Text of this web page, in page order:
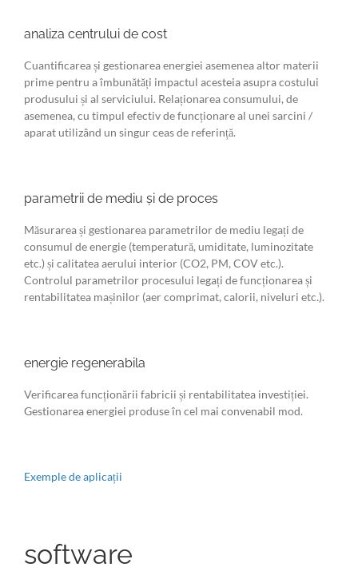
analiza centrului de cost
Cuantificarea și gestionarea energiei asemenea altor materii
prime pentru a îmbunătăți impactul acesteia asupra costului
produsului și al serviciului. Relaționarea consumului, de
asemenea, cu timpul efectiv de funcționare al unei sarcini /
aparat utilizând un singur ceas de referință.
parametrii de mediu și de proces
Măsurarea și gestionarea parametrilor de mediu legați de
consumul de energie (temperatură, umiditate, luminozitate
etc.) și calitatea aerului interior (CO2, PM, COV etc.).
Controlul parametrilor procesului legați de funcționarea și
rentabilitatea mașinilor (aer comprimat, calorii, niveluri etc.).
energie regenerabila
Verificarea funcționării fabricii și rentabilitatea investiției.
Gestionarea energiei produse în cel mai convenabil mod.
Exemple de aplicații
software